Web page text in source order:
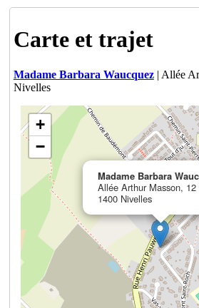
Carte et trajet
Madame Barbara Waucquez| Allée
Nivelles
Madame Barbara
Allée Arthur Masson, 12
1400 Nivelles
+
−